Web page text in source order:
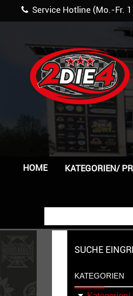
Service Hotline (Mo.-Fr.
HOME KATEGORIEN/
SUCHE
KATEGORIEN